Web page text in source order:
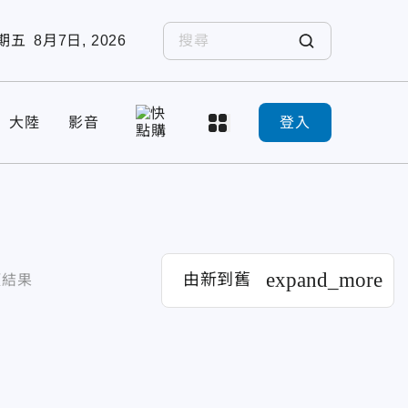
五 8月7日, 2026
大陸 影音 登入
果 由新到舊 expand_more